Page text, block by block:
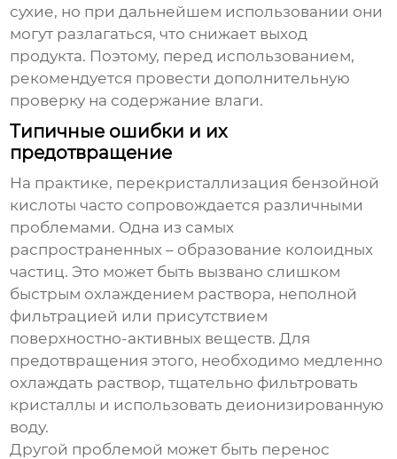
сухие, но при дальнейшем использовании они
могут разлагаться, что снижает выход
продукта. Поэтому, перед использованием,
рекомендуется провести дополнительную
проверку на содержание влаги.
Типичные ошибки и их
предотвращение
На практике, перекристаллизация бензойной
кислоты часто сопровождается различными
проблемами. Одна из самых
распространенных – образование колоидных
частиц. Это может быть вызвано слишком
быстрым охлаждением раствора, неполной
фильтрацией или присутствием
поверхностно-активных веществ. Для
предотвращения этого, необходимо медленно
охлаждать раствор, тщательно фильтровать
кристаллы и использовать деионизированную
воду.
Другой проблемой может быть перенос